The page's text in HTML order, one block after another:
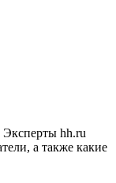
Эксперты hh.ru
а также какие